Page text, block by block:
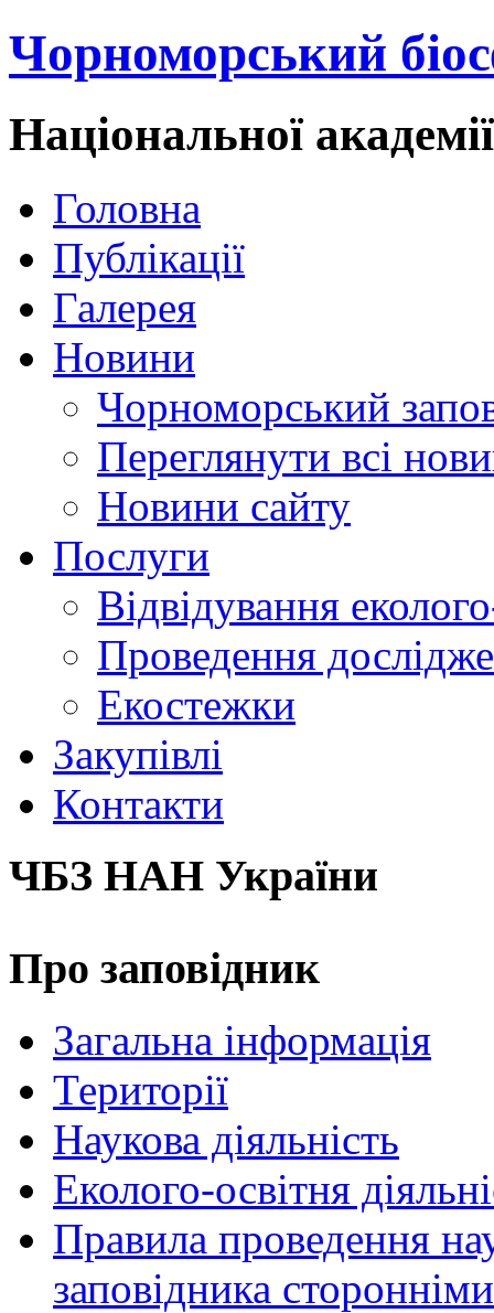
Чорноморський
Національної
Головна
Публікації
Галерея
Новини
Чорноморський
Переглянути всі
Новини сайту
Послуги
Відвідування
Проведення
Екостежки
Закупівлі
Контакти
ЧБЗ НАН України
Про заповідник
Загальна інформація
Території
Наукова діяльність
Еколого-освітня
Правила проведення
заповідника